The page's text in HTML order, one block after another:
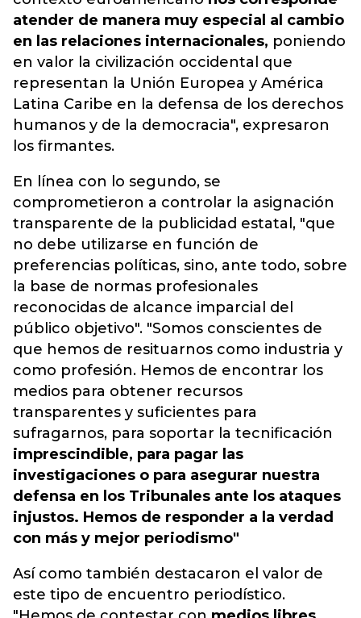
atender de manera muy especial al cambio
en las relaciones internacionales, poniendo
en valor la civilización occidental que
representan la Unión Europea y América
Latina Caribe en la defensa de los derechos
humanos y de la democracia", expresaron
los firmantes.
En línea con lo segundo, se
comprometieron a controlar la asignación
transparente de la publicidad estatal, "que
no debe utilizarse en función de
preferencias políticas, sino, ante todo, sobre
la base de normas profesionales
reconocidas de alcance imparcial del
público objetivo". "Somos conscientes de
que hemos de resituarnos como industria y
como profesión. Hemos de encontrar los
medios para obtener recursos
transparentes y suficientes para
sufragarnos, para soportar la tecnificación
imprescindible, para pagar las
investigaciones o para asegurar nuestra
defensa en los Tribunales ante los ataques
injustos. Hemos de responder a la verdad
con más y mejor periodismo"
Así como también destacaron el valor de
este tipo de encuentro periodístico.